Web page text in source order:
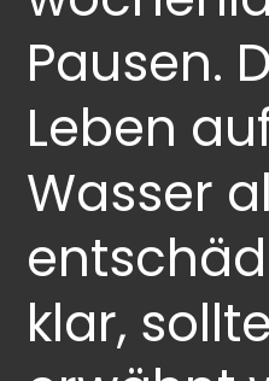
Pausen.
Leben
Wasser
klar,